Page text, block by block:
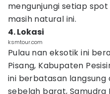
mengunjungi setiap
masih natural ini.
4. Lokasi
ksmtour.com
Pulau nan eksotik ini
Pisang, Kabupaten
ini berbatasan langsung
sebelah barat, Samudra